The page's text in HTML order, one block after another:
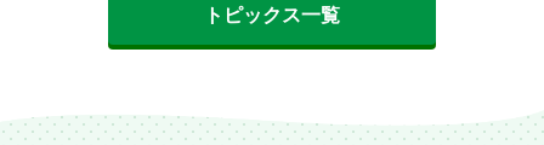
トピックス一覧